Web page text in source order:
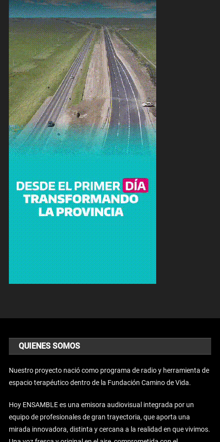
QUIENES SOMOS
Nuestro proyecto nació como programa de radio y herramienta de
espacio terapéutico dentro de la Fundación Camino de Vida.
Hoy ENSAMBLE es una emisora audiovisual integrada por un
equipo de profesionales de gran trayectoria, que aporta una
mirada innovadora, distinta y cercana a la realidad en que vivimos.